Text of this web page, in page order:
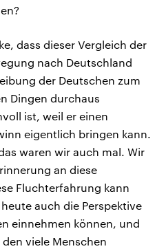
dass dieser Vergleich der
nach Deutschland
der Deutschen zum
Dingen durchaus
ist, weil er einen
eigentlich bringen kann.
waren wir auch mal. Wir
an diese
Fluchterfahrung kann
auch die Perspektive
einnehmen können, und
viele Menschen